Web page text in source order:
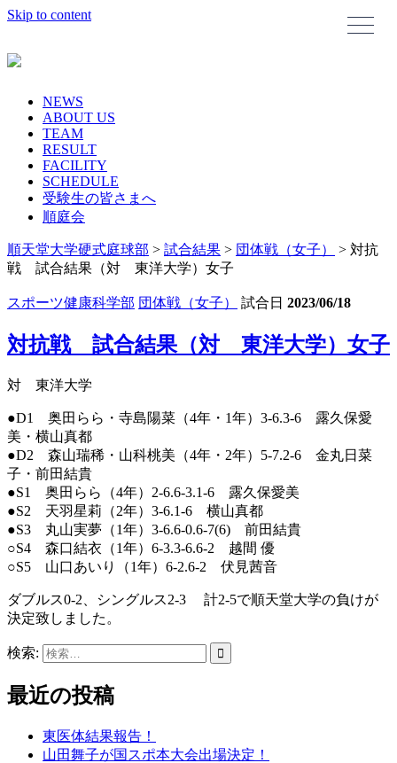
Skip to content
NEWS
ABOUT US
TEAM
RESULT
FACILITY
SCHEDULE
受験生の皆さまへ
順庭会
順天堂大学硬式庭球部 > 試合結果 > 団体戦（女子） > 対抗
戦 試合結果（対 東洋大学）女子
スポーツ健康科学部 団体戦（女子） 試合日 2023/06/18
対抗戦 試合結果（対 東洋大学）女子
対 東洋大学
●D1 奥田らら・寺島陽菜（4年・1年）3-6.3-6 露久保愛
美・横山真都
●D2 森山瑞稀・山科桃美（4年・2年）5-7.2-6 金丸日菜
子・前田結貴
●S1 奥田らら（4年）2-6.6-3.1-6 露久保愛美
●S2 天羽星莉（2年）3-6.1-6 横山真都
●S3 丸山実夢（1年）3-6.6-0.6-7(6) 前田結貴
○S4 森口結衣（1年）6-3.3-6.6-2 越間 優
○S5 山口あいり（1年）6-2.6-2 伏見茜音
ダブルス0-2、シングルス2-3 計2-5で順天堂大学の負けが
決定致しました。
検索:
最近の投稿
東医体結果報告！
山田舞子が国スポ本大会出場決定！